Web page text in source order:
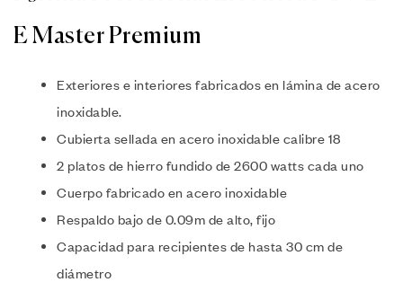
E Master Premium
Exteriores e interiores fabricados en lámina de acero
inoxidable.
Cubierta sellada en acero inoxidable calibre 18
2 platos de hierro fundido de 2600 watts cada uno
Cuerpo fabricado en acero inoxidable
Respaldo bajo de 0.09m de alto, fijo
Capacidad para recipientes de hasta 30 cm de
diámetro